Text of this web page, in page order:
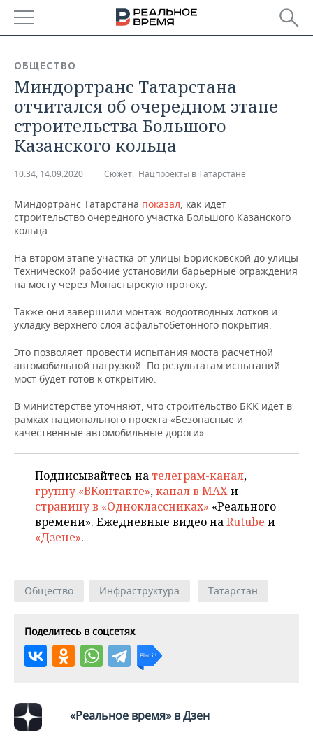
БАШКОРТОСТАН
ТАТАРСТАН
УДМУРТИЯ
НОВОСТИ
АНАЛИТИКА
НОВОСТИ АНАЛИТИКИ
ДЕКЛАРАЦИИ О ДОХОДАХ
КОРОЛИ ГОСЗАКАЗА ПФО
КОМУ ПРИНАДЛЕЖАТ
ТОРГОВЫЕ ЦЕНТРЫ
ЭКОНОМИКА
НОВОСТИ ЭКОНОМИКИ
ФИНАНСЫ
БЮДЖЕТ
ИНВЕСТИЦИИ
ПРОМЫШЛЕННОСТЬ
НОВОСТИ
ПРОМЫШЛЕННОСТИ
АГРОПРОМ
МАШИНОСТРОЕНИЕ
НЕФТЕХИМИЯ
НЕФТЬ
ОПК
ЭНЕРГЕТИКА
НЕДВИЖИМОСТЬ
НОВОСТИ АВТО
БИЗНЕС
НОВОСТИ БИЗНЕСА
ТРАНСПОРТ
УСЛУГИ
ТЕХНОЛОГИИ
IT
МЕДИА
ТЕЛЕКОММУНИКАЦИИ
НОВОСТИ МЕРОПРИЯТИЙ
ВЫЕЗДНАЯ РЕДАКЦИЯ
БИЗНЕС-БРАНЧИ
ONLINE-КОНФЕРЕНЦИИ
ОТКРЫТАЯ ЛЕКЦИЯ
СПОРТ
НОВОСТИ СПОРТА
ФУТБОЛ
ХОККЕЙ
БАСКЕТБОЛ
ВОЛЕЙБОЛ
ФИГУРНОЕ КАТАНИЕ
ВОДНЫЕ ВИДЫ СПОРТА
ХОККЕЙ С МЯЧОМ
ОБЩЕСТВО
НОВОСТИ ОБЩЕСТВА
ВЛАСТЬ
ИНФРАСТРУКТУРА
ИСТОРИЯ
МЕДИЦИНА
ОБРАЗОВАНИЕ
ПРОИСШЕСТВИЯ
ФОТОГАЛЕРЕЯ
СЮЖЕТЫ
СПРАВОЧНИК
СПИСОК ПЕРСОН
ПОЛНАЯ ВЕРСИЯ
ОБЩЕСТВО
Миндортранс Татарстана
отчитался об очередном этапе
строительства Большого
Казанского кольца
10:34, 14.09.2020 Сюжет: Нацпроекты в Татарстане
Миндортранс Татарстана показал, как идет
строительство очередного участка Большого Казанского
кольца.
На втором этапе участка от улицы Борисковской до улицы
Технической рабочие установили барьерные ограждения
на мосту через Монастырскую протоку.
Также они завершили монтаж водоотводных лотков и
укладку верхнего слоя асфальтобетонного покрытия.
Это позволяет провести испытания моста расчетной
автомобильной нагрузкой. По результатам испытаний
мост будет готов к открытию.
В министерстве уточняют, что строительство БКК идет в
рамках национального проекта «Безопасные и
качественные автомобильные дороги».
Подписывайтесь на телеграм-канал,
группу «ВКонтакте»,канал в MAXи
страницу в «Одноклассниках» «Реального
времени». Ежедневные видео наRutube и
«Дзене».
Общество Инфраструктура Татарстан
Поделитесь в соцсетях
«Реальное время» в Дзен